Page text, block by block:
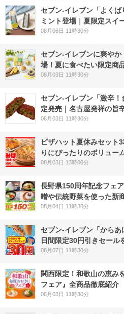
セブン‐イレブン「よく
ミント登場｜夏限定スイ
08月06日 11時30分
セブン‐イレブンに爽や
場！夏に食べたい限定商
08月03日 11時30分
セブン-イレブン「激辛
定発売｜名古屋発祥の旨
08月03日 11時30分
ピザハット夏休みセット
りにぴったりのボリュー
08月03日 13時00分
長野県150周年記念フェ
噌や伝統野菜を使った新
08月04日 11時30分
セブン‐イレブン「から
日間限定30円引きセール
08月07日 11時30分
関西限定！和歌山の恵み
フェア』全商品徹底紹介
08月03日 11時30分